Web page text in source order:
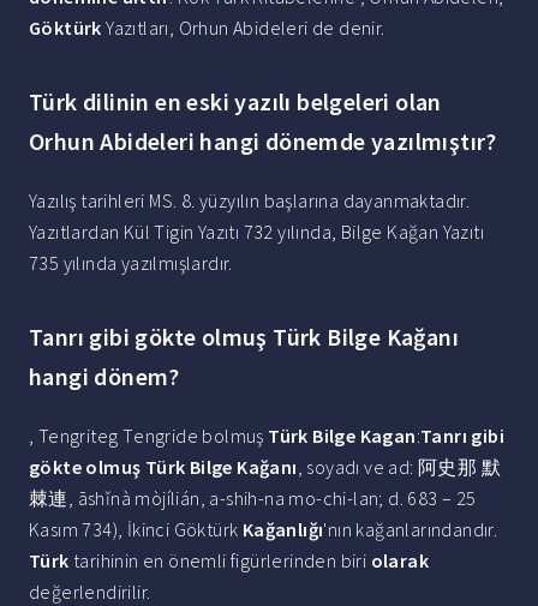
Göktürk Yazıtları, Orhun Abideleri de denir.
Türk dilinin en eski yazılı belgeleri olan
Orhun Abideleri hangi dönemde yazılmıştır?
Yazılış tarihleri MS. 8. yüzyılın başlarına dayanmaktadır.
Yazıtlardan Kül Tigin Yazıtı 732 yılında, Bilge Kağan Yazıtı
735 yılında yazılmışlardır.
Tanrı gibi gökte olmuş Türk Bilge Kağanı
hangi dönem?
, Tengriteg Тengride bolmuş Türk Bilge Kagan:Tanrı gibi
gökte olmuş Türk Bilge Kağanı, soyadı ve ad: 阿史那 默
棘連, āshǐnà mòjílián, a-shih-na mo-chi-lan; d. 683 – 25
Kasım 734), İkinci Göktürk Kağanlığı'nın kağanlarındandır.
Türk tarihinin en önemli figürlerinden biri olarak
değerlendirilir.